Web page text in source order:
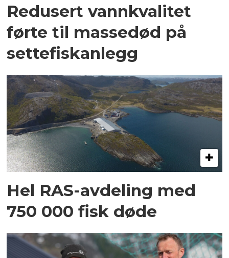
Redusert vannkvalitet
førte til massedød på
settefiskanlegg
Hel RAS-avdeling med
750 000 fisk døde